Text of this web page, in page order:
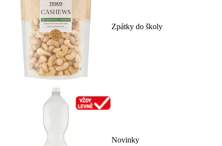
Zpátky do školy
Novinky